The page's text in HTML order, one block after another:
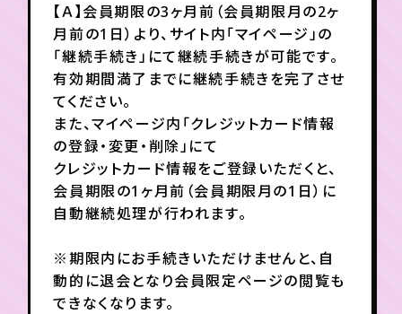
月会員制ファンクラブ
会員登録 ログイン
【Ａ】会員期限の3ヶ月前（会員期限月の2ヶ
月前の1日）より、サイト内「マイページ」の
「継続手続き」にて継続手続きが可能です。
有効期間満了までに継続手続きを完了させ
てください。
また、マイページ内「クレジットカード情報
の登録・変更・削除」にて
クレジットカード情報をご登録いただくと、
会員期限の1ヶ月前（会員期限月の1日）に
自動継続処理が行われます。
※期限内にお手続きいただけませんと、自
動的に退会となり会員限定ページの閲覧も
できなくなります。